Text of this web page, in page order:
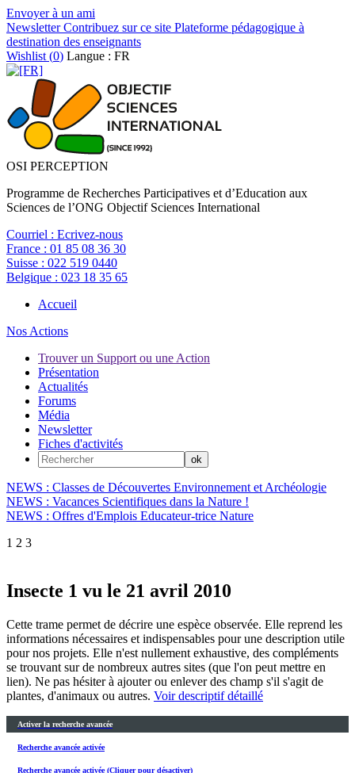
Envoyer à un ami
NewsletterContribuez sur ce site Plateforme pédagogique à
destination des enseignants
Wishlist (0) Langue : FR
OSI PERCEPTION
Programme de Recherches Participatives et d’Education aux
Sciences de l’ONG Objectif Sciences International
Courriel : Ecrivez-nous
France : 01 85 08 36 30
Suisse : 022 519 0440
Belgique : 023 18 35 65
Accueil
Nos Actions
Trouver un Support ou une Action
Présentation
Actualités
Forums
Média
Newsletter
Fiches d'activités
NEWS : Classes de Découvertes Environnement et Archéologie
NEWS : Vacances Scientifiques dans la Nature !
NEWS : Offres d'Emplois Educateur-trice Nature
1 2 3
Insecte 1 vu le 21 avril 2010
Cette trame permet de décrire une espèce observée. Elle reprend les
informations nécessaires et indispensables pour une description utile
pour nos projets. Elle n'est nullement exhaustive, des compléments
se trouvant sur de nombreux autres sites (que l'on peut mettre en
lien). Ne pas hésiter à ajouter ou enlever des champ s'il s'agit de
plantes, d'animaux ou autres. Voir descriptif détaillé
Activer la recherche avancée
Recherche avancée activée
Recherche avancée activée (Cliquer pour désactiver)